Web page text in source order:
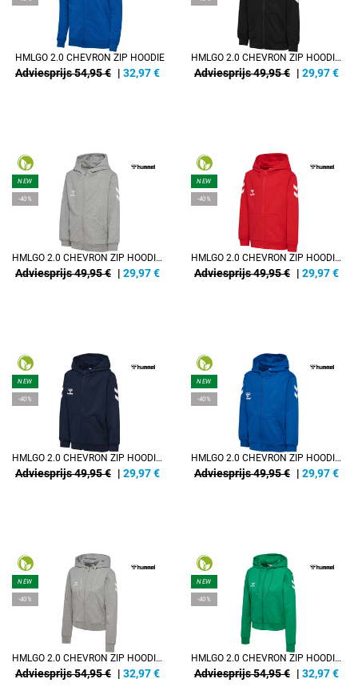
HMLGO 2.0 CHEVRON ZIP HOODIE
Adviesprijs 54,95 € | 32,97€
HMLGO 2.0 CHEVRON ZIP HOODIE KIDS
Adviesprijs 49,95 € | 29,97€
NEW
-40%
HMLGO 2.0 CHEVRON ZIP HOODIE KIDS
Adviesprijs 49,95 € | 29,97€
NEW
-40%
HMLGO 2.0 CHEVRON ZIP HOODIE KIDS
Adviesprijs 49,95 € | 29,97€
NEW
-40%
HMLGO 2.0 CHEVRON ZIP HOODIE KIDS
Adviesprijs 49,95 € | 29,97€
NEW
-40%
HMLGO 2.0 CHEVRON ZIP HOODIE KIDS
Adviesprijs 49,95 € | 29,97€
NEW
-40%
HMLGO 2.0 CHEVRON ZIP HOODIE WOMAN
Adviesprijs 54,95 € | 32,97€
NEW
-40%
HMLGO 2.0 CHEVRON ZIP HOODIE WOMAN
Adviesprijs 54,95 € | 32,97€